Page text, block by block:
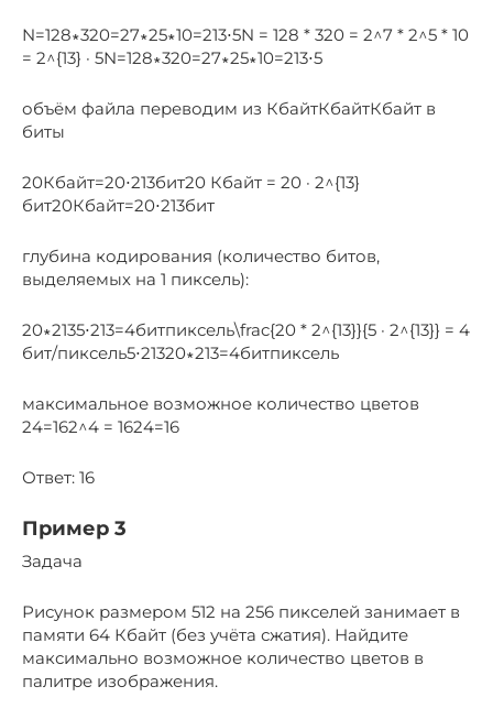
N=128∗320=27∗25∗10=213⋅5N = 128 * 320 = 2^7 * 2^5 * 10
= 2^{13} · 5N=128∗320=27∗25∗10=213⋅5
объём файла переводим из КбайтКбайтКбайт в
биты
20Кбайт=20⋅213бит20 Кбайт = 20 · 2^{13}
бит20Кбайт=20⋅213бит
глубина кодирования (количество битов,
выделяемых на 1 пиксель):
20∗2135⋅213=4битпиксель\frac{20 * 2^{13}}{5 · 2^{13}} = 4
бит/пиксель5⋅21320∗213​=4битпиксель
максимальное возможное количество цветов
24=162^4 = 1624=16
Ответ: 16
Пример 3
Задача
Рисунок размером 512 на 256 пикселей занимает в
памяти 64 Кбайт (без учёта сжатия). Найдите
максимально возможное количество цветов в
палитре изображения.